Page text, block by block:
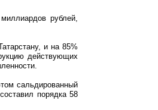
рублей,
и на 85%
действующих
сальдированный
порядка 58